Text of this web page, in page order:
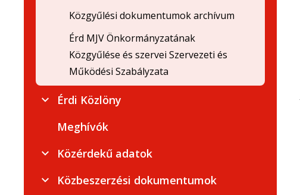
Közgyűlési dokumentumok archívum
Érd MJV Önkormányzatának
Közgyűlése és szervei Szervezeti és
Működési Szabályzata
Érdi Közlöny
Meghívók
Közérdekű adatok
Közbeszerzési dokumentumok